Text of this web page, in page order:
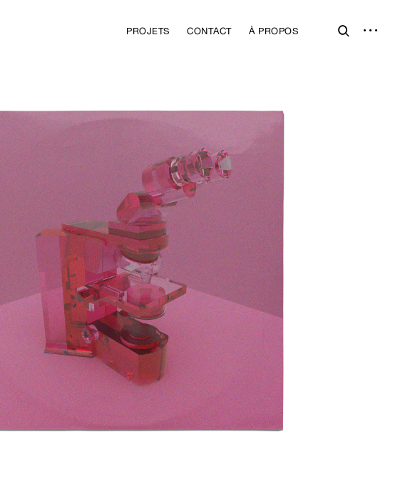
PROJETS CONTACT À PROPOS
open
open